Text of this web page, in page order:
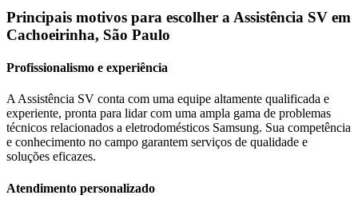
Principais motivos para escolher a Assistência SV em
Cachoeirinha, São Paulo
Profissionalismo e experiência
A Assistência SV conta com uma equipe altamente qualificada e
experiente, pronta para lidar com uma ampla gama de problemas
técnicos relacionados a eletrodomésticos Samsung. Sua competência
e conhecimento no campo garantem serviços de qualidade e
soluções eficazes.
Atendimento personalizado